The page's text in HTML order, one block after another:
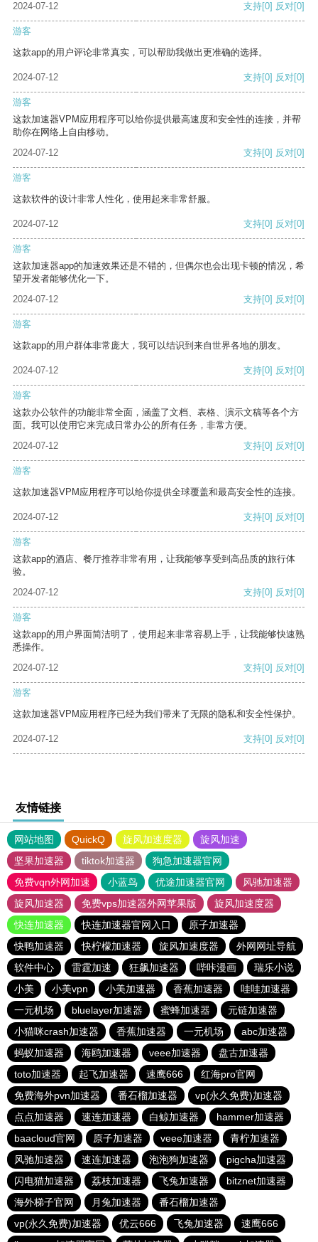
2024-07-12
支持[0] 反对[0]
游客
这款app的用户评论非常真实，可以帮助我做出更准确的选择。
2024-07-12 支持[0] 反对[0]
游客
这款加速器VPM应用程序可以给你提供最高速度和安全性的连接，并帮
助你在网络上自由移动。
2024-07-12
支持[0] 反对[0]
游客
这款软件的设计非常人性化，使用起来非常舒服。
2024-07-12 支持[0] 反对[0]
游客
这款加速器app的加速效果还是不错的，但偶尔也会出现卡顿的情况，希
望开发者能够优化一下。
2024-07-12
支持[0] 反对[0]
游客
这款app的用户群体非常庞大，我可以结识到来自世界各地的朋友。
2024-07-12 支持[0] 反对[0]
游客
这款办公软件的功能非常全面，涵盖了文档、表格、演示文稿等各个方
面。我可以使用它来完成日常办公的所有任务，非常方便。
2024-07-12
支持[0] 反对[0]
游客
这款加速器VPM应用程序可以给你提供全球覆盖和最高安全性的连接。
2024-07-12 支持[0] 反对[0]
游客
这款app的酒店、餐厅推荐非常有用，让我能够享受到高品质的旅行体
验。
2024-07-12
支持[0] 反对[0]
游客
这款app的用户界面简洁明了，使用起来非常容易上手，让我能够快速熟
悉操作。
2024-07-12
支持[0] 反对[0]
游客
这款加速器VPM应用程序已经为我们带来了无限的隐私和安全性保护。
2024-07-12 支持[0] 反对[0]
友情链接
网站地图 QuickQ 旋风加速度器
旋风加速
坚果加速器
tiktok加速器
狗急加速器官网
免费vqn外网加速
小蓝鸟 优途加速器官网
风驰加速器
旋风加速器
免费vps加速器外网苹果版
旋风加速度器
快连加速器
快连加速器官网入口
原子加速器
快鸭加速器
快柠檬加速器 旋风加速度器
外网网址导航
软件中心
雷霆加速 狂飙加速器 哔咔漫画
瑞乐小说
小美
小美vpn 小美加速器 香蕉加速器
哇哇加速器
一元机场
bluelayer加速器 蜜蜂加速器
元链加速器
小猫咪crash加速器
香蕉加速器 一元机场
abc加速器
蚂蚁加速器
海鸥加速器 veee加速器
盘古加速器
toto加速器
起飞加速器 速鹰666
红海pro官网
免费海外pvn加速器
番石榴加速器
vp(永久免费)加速器
点点加速器
速连加速器 白鲸加速器
hammer加速器
baacloud官网
原子加速器 veee加速器
青柠加速器
风驰加速器
速连加速器 泡泡狗加速器
pigcha加速器
闪电猫加速器
荔枝加速器 飞兔加速器
bitznet加速器
海外梯子官网
月兔加速器
番石榴加速器
vp(永久免费)加速器
优云666 飞兔加速器
速鹰666